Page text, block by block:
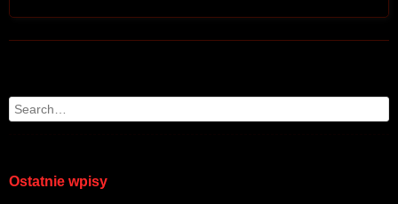
Search
Ostatnie wpisy